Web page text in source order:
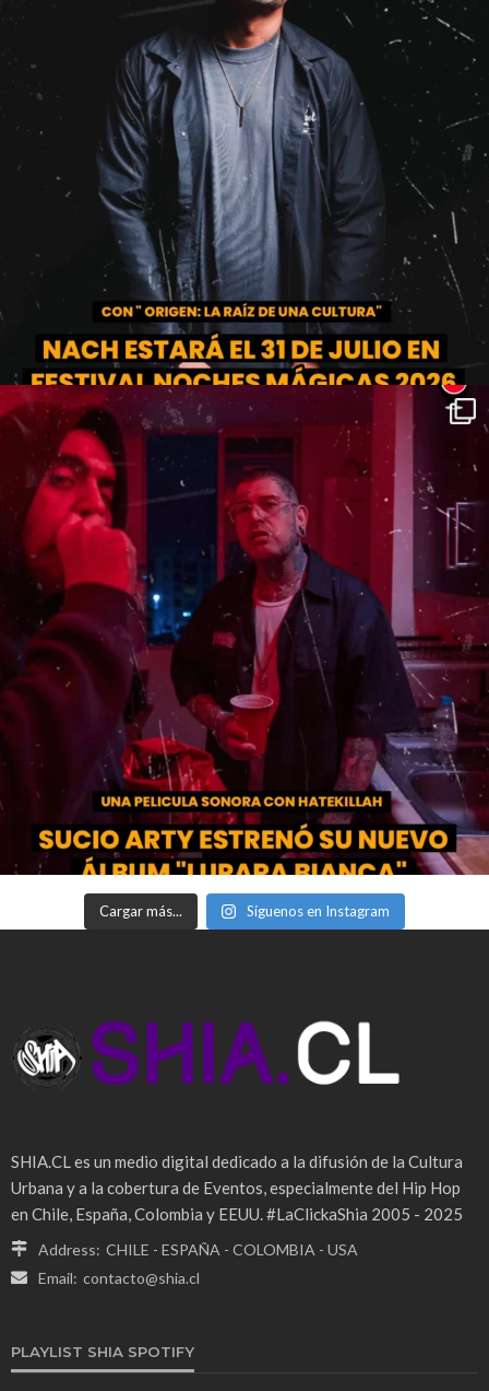
Cargar más... Síguenos en Instagram
SHIA.CL es un medio digital dedicado a la difusión de la Cultura
Urbana y a la cobertura de Eventos, especialmente del Hip Hop
en Chile, España, Colombia y EEUU. #LaClickaShia 2005 - 2025
Address: CHILE - ESPAÑA - COLOMBIA - USA
Email: contacto@shia.cl
PLAYLIST SHIA SPOTIFY